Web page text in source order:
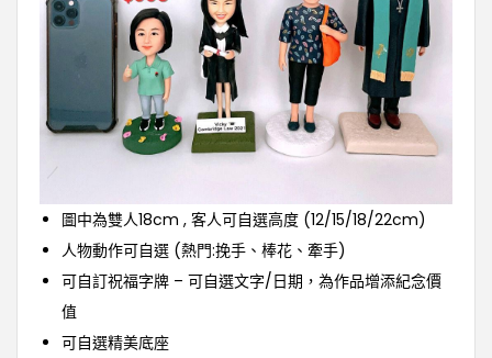
圖中為雙人18cm , 客人可自選高度 (12/15/18/22cm)
人物動作可自選 (熱門:挽手、棒花、牽手)
可自訂祝福字牌 – 可自選文字/日期，為作品增添紀念價
值
可自選精美底座